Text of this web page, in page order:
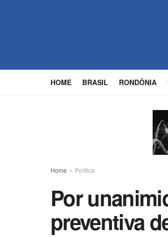
HOME BRASIL RONDÔNIA
Home Política
Por
preventiva